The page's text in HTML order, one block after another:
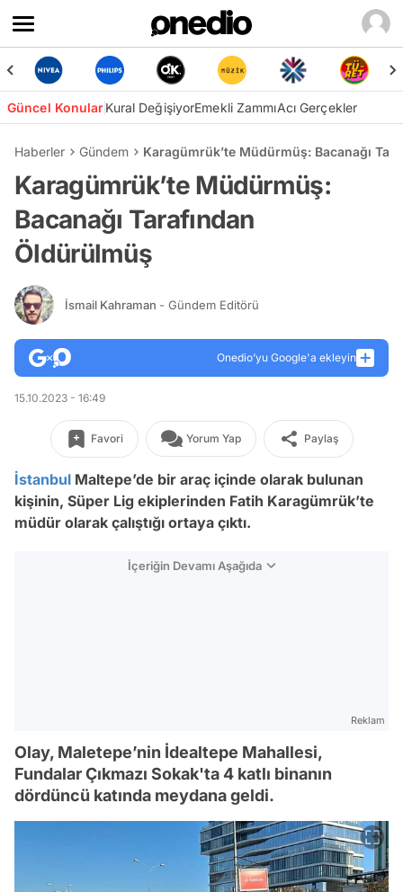
Güncel KonularKural DeğişiyorEmekli ZammıAcı Gerçekler
Haberler Gündem Karagümrük’te Müdürmüş: Bacanağı
Karagümrük’te Müdürmüş:
Bacanağı Tarafından
Öldürülmüş
İsmail Kahraman - Gündem Editörü
Onedio’yu Google'a ekleyin
15.10.2023 - 16:49
Favori Yorum Yap Paylaş
İstanbul Maltepe’de bir araç içinde olarak bulunan
kişinin, Süper Lig ekiplerinden Fatih Karagümrük’te
müdür olarak çalıştığı ortaya çıktı.
İçeriğin Devamı Aşağıda
Reklam
Olay, Maletepe’nin İdealtepe Mahallesi,
Fundalar Çıkmazı Sokak'ta 4 katlı binanın
dördüncü katında meydana geldi.